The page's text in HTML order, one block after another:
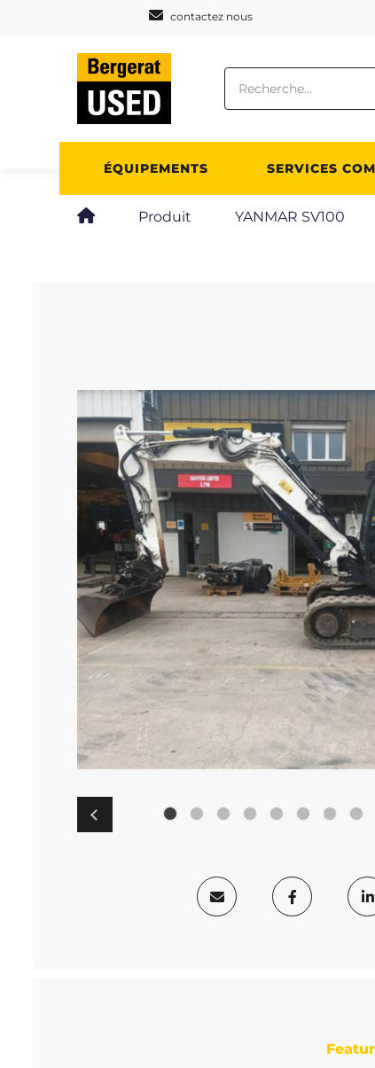
contactez nous
ÉQUIPEMENTS SERVICES
Produit YANMAR SV100
Panneau de gestion des cookies